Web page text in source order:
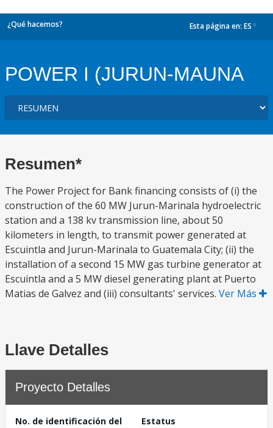
¿Qué hacemos? Esta página en: ES
POWER I (JURUN-MAUNA
Resumen*
The Power Project for Bank financing consists of (i) the
construction of the 60 MW Jurun-Marinala hydroelectric
station and a 138 kv transmission line, about 50
kilometers in length, to transmit power generated at
Escuintla and Jurun-Marinala to Guatemala City; (ii) the
installation of a second 15 MW gas turbine generator at
Escuintla and a 5 MW diesel generating plant at Puerto
Matias de Galvez and (iii) consultants' services. Ver Más
Llave Detalles
Proyecto Detalles
No. de identificación del
Estatus